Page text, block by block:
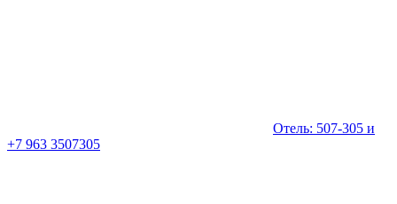
Отель: 507-305 и
+7 963 3507305